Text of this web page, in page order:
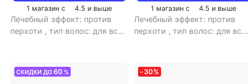
1 магазин с
4.5 и выше
Лечебный эффект: против
перхоти , тип волос: для всех
восстановление, питание,
облегчение расчесывания,
1 магазин с
4.5 и выше
Лечебный эффект: против
перхоти ,тип волос: для всех
шампунь
восстановление, облегчение
СКИДКИ ДО 60% -30%